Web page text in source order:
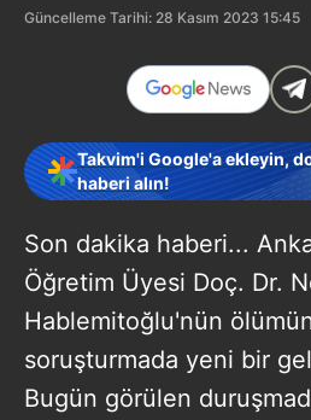
Güncelleme Tarihi: 28 Kasım 2023 15:45
Takvim'i Google'a ekleyin,
haberi alın!
Son dakika haberi...
Öğretim Üyesi Doç. Dr.
Hablemitoğlu'nün
soruşturmada yeni bir
Bugün görülen